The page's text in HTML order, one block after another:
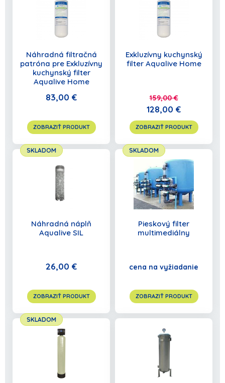
Náhradná filtračná
patróna pre Exkluzívny
kuchynský filter
Aqualive Home
83,00 €
ZOBRAZIŤ PRODUKT
Exkluzívny kuchynský
filter Aqualive Home
159,00 €
128,00 €
ZOBRAZIŤ PRODUKT
SKLADOM
Náhradná náplň
Aqualive SIL
26,00 €
ZOBRAZIŤ PRODUKT
SKLADOM
Pieskový filter
multimediálny
cena na vyžiadanie
ZOBRAZIŤ PRODUKT
SKLADOM